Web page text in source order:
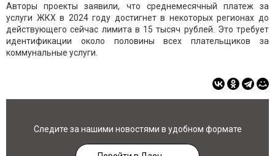
Авторы проекты заявили, что среднемесячный платеж за
услуги ЖКХ в 2024 году достигнет в некоторых регионах до
действующего сейчас лимита в 15 тысяч рублей. Это требует
идентификации около половины всех плательщиков за
коммунальные услуги.
Следите за нашими новостями в удобном формате